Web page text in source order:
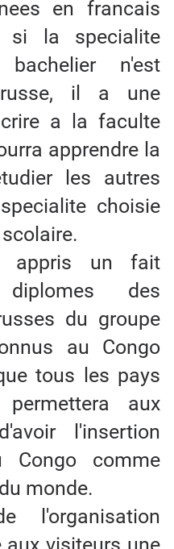
en francais
si la specialite
n'est
russe, il a une
a la faculte
apprendre la
les autres
choisie
appris un fait
des
du groupe
au Congo
tous les pays
aux
l'insertion
Congo comme
monde.
l'organisation
aux visiteurs une